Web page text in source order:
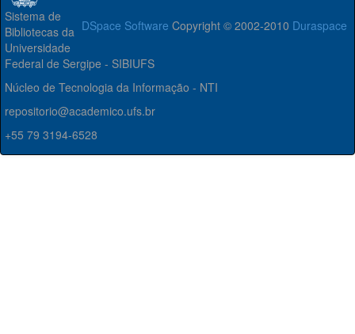
DSpace Software Copyright © 2002-2010 Duraspace
Sistema de
Bibliotecas da
Universidade
Federal de Sergipe - SIBIUFS
Núcleo de Tecnologia da Informação - NTI
repositorio@academico.ufs.br
+55 79 3194-6528